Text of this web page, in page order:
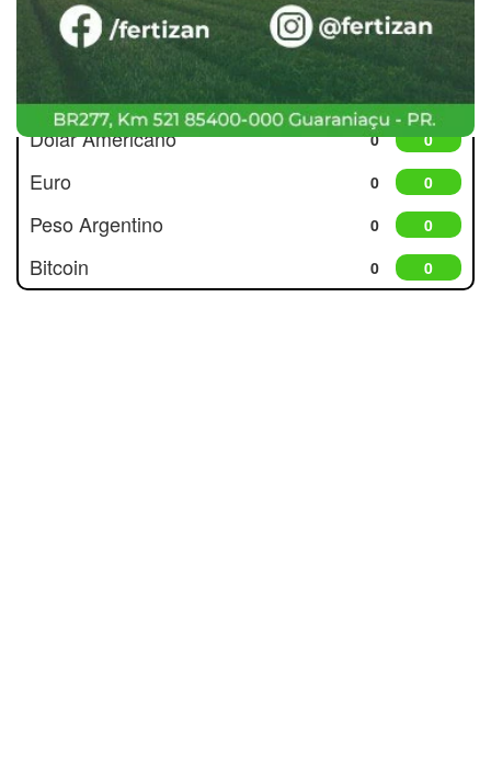
Cotações
Dólar Americano 0 0
Euro 0 0
Peso Argentino 0 0
Bitcoin 0 0